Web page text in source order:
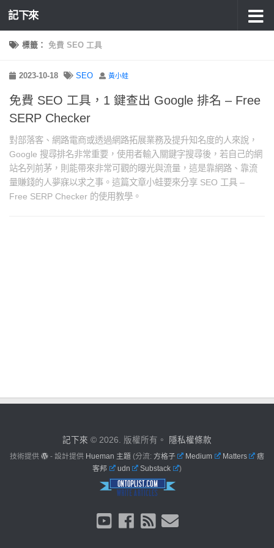
記下來
標籤： 免費 SEO 工具
2023-10-18 SEO 黃小蛙
免費 SEO 工具，1 鍵查出 Google 排名 – Free
SERP Checker
對部落客、網路電商或透過網路拓展業務及提升知名度的人來說，
Google 搜尋排名非常重要，使用者輸入關鍵字搜尋後，若自己的網
站名列前茅，則能帶來非常可觀的曝光與流量，這是靠網路、靠流
量賺錢的人夢寐以求之事。這篇文章小蛙要來分享 SEO 工具 –
Free SERP Checker 的使用教學。
記下來 © 2026. 版權所有。 隱私權條款
技術提供 - 設計提供 Hueman 主題 (分流: 方格子 Medium Matters
痞
客邦
udn Substack )